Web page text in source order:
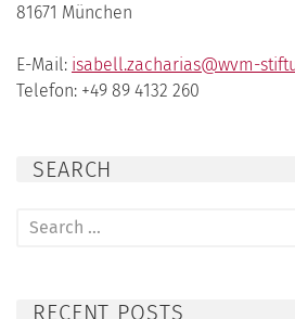
81671 München
E-Mail: isabell.zacharias@wvm-
Telefon: +49 89 4132 260
SEARCH
Search
RECENT POSTS